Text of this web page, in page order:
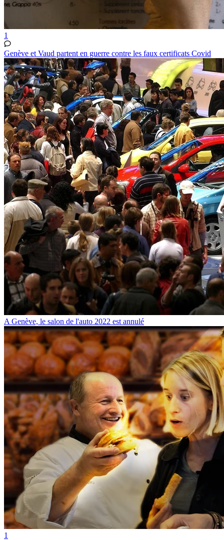
1
Genève et Vaud partent en guerre contre les faux certificats Covid
A Genève, le salon de l'auto 2022 est annulé
1